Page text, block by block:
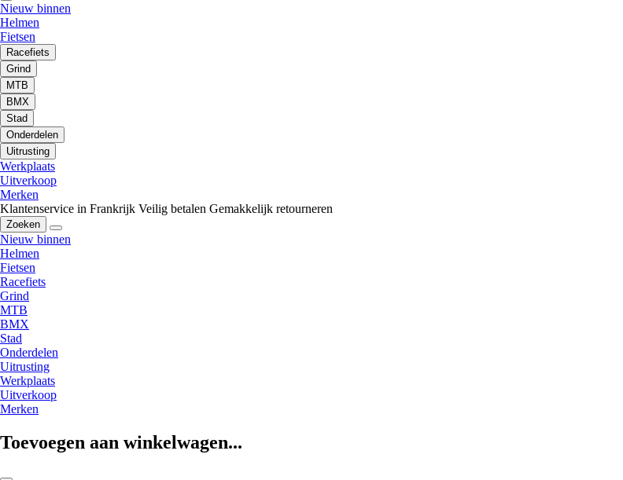
Nieuw binnen
Helmen
Fietsen
Racefiets
Grind
MTB
BMX
Stad
Onderdelen
Uitrusting
Werkplaats
Uitverkoop
Merken
Klantenservice in Frankrijk Veilig betalen Gemakkelijk retourneren
Zoeken
Nieuw binnen
Helmen
Fietsen
Racefiets
Grind
MTB
BMX
Stad
Onderdelen
Uitrusting
Werkplaats
Uitverkoop
Merken
Toevoegen aan winkelwagen...